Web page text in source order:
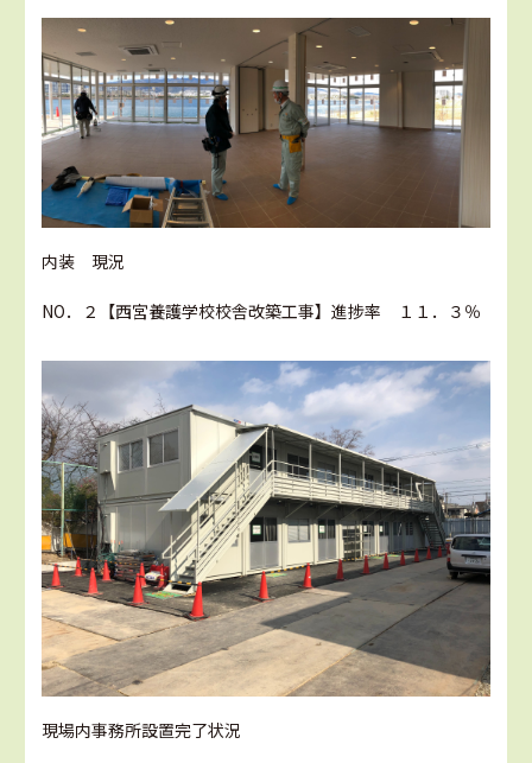
内装 現況
NO．２【西宮養護学校校舎改築工事】進捗率 １１．３％
現場内事務所設置完了状況